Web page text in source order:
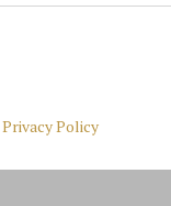
Privacy Policy